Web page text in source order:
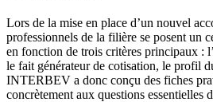
Lors de la mise en place d’un nouvel
professionnels de la filière se posent un
en fonction de trois critères principaux :
le fait générateur de cotisation, le profil
INTERBEV a donc conçu des fiches
concrètement aux questions essentielles